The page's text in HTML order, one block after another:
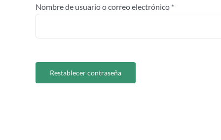
Nombre de usuario o correo electrónico *Obligatorio
Restablecer contraseña